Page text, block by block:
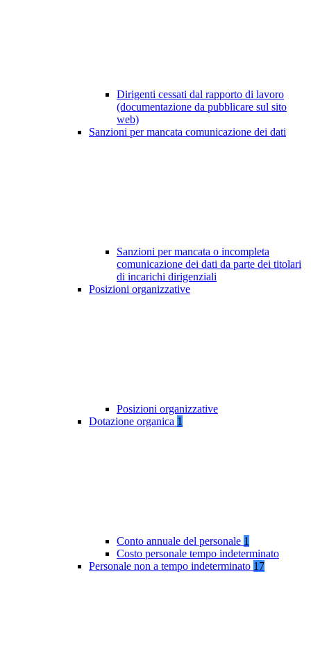
Dirigenti cessati dal rapporto di lavoro
(documentazione da pubblicare sul sito
web)
Sanzioni per mancata comunicazione dei dati
Sanzioni per mancata o incompleta
comunicazione dei dati da parte dei titolari
di incarichi dirigenziali
Posizioni organizzative
Posizioni organizzative
Dotazione organica 1
Conto annuale del personale 1
Costo personale tempo indeterminato
Personale non a tempo indeterminato 17